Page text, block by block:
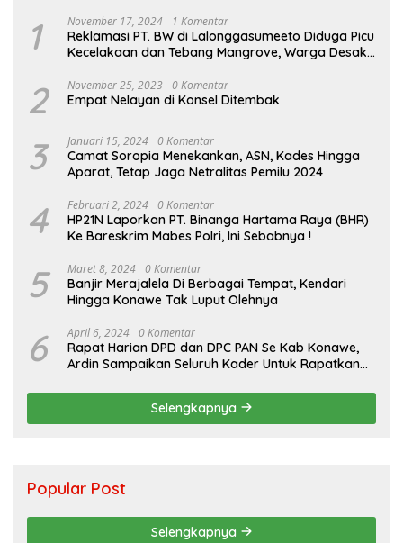
1 November 17, 2024 1 Komentar
Reklamasi PT. BW di Lalonggasumeeto Diduga Picu
Kecelakaan dan Tebang Mangrove, Warga Desak
2 November 25, 2023 0 Komentar
Empat Nelayan di Konsel Ditembak
3 Januari 15, 2024 0 Komentar
Camat Soropia Menekankan, ASN, Kades Hingga
Aparat, Tetap Jaga Netralitas Pemilu 2024
4 Februari 2, 2024 0 Komentar
HP21N Laporkan PT. Binanga Hartama Raya (BHR)
Ke Bareskrim Mabes Polri, Ini Sebabnya !
5 Maret 8, 2024 0 Komentar
Banjir Merajalela Di Berbagai Tempat, Kendari
Hingga Konawe Tak Luput Olehnya
6 April 6, 2024 0 Komentar
Rapat Harian DPD dan DPC PAN Se Kab Konawe,
Ardin Sampaikan Seluruh Kader Untuk Rapatkan
Selengkapnya
Popular Post
Selengkapnya